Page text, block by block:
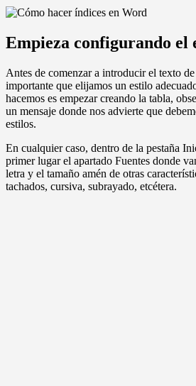
Empieza configurando el
Antes de comenzar a introducir el texto
importante que elijamos un estilo
hacemos es empezar creando la tabla,
un mensaje donde nos advierte que
estilos.
En cualquier caso, dentro de la pestaña
primer lugar el apartado Fuentes donde
letra y el tamaño amén de otras
tachados, cursiva, subrayado, etcétera.